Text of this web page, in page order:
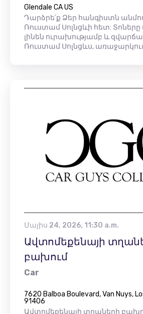
Glendale CA US
Դարձրե՛ք Ձեր հանգիստն
Ռուստամ Սոլնցևի հետ: Տոները
լինեն ուրախությամբ և
Ռուստամ Սոլնցևս, առաջարկում
Մայիս 24, 2026, 11:30 a.m.
Ավտոմեքենայի
բախում
Car
7620 Balboa Boulevard, Van Nuys,
91406
Ավտոմեքենայի տղաների